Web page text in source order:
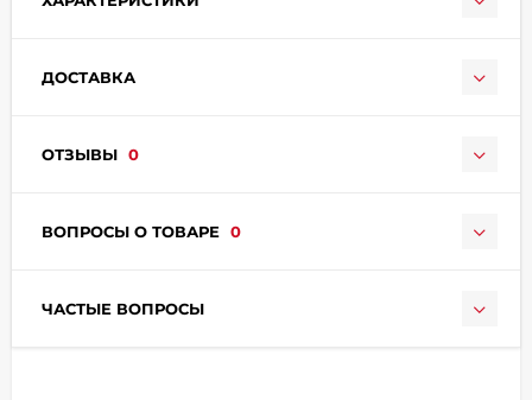
ДОСТАВКА
ОТЗЫВЫ 0
ВОПРОСЫ О ТОВАРЕ 0
ЧАСТЫЕ ВОПРОСЫ
раз в 2 недели